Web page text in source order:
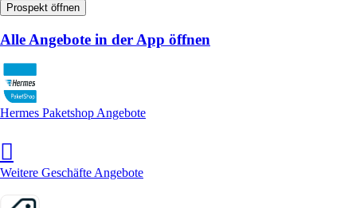
Prospekt öffnen
Alle Angebote in der App öffnen
Hermes Paketshop Angebote
Weitere Geschäfte Angebote